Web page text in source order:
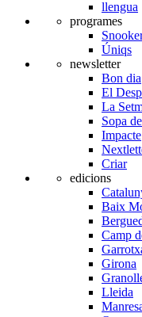
llengua
programes
Úniqs
newsletter
Bon dia
El
La
Sopa
Impacte
Criar
edicions
Baix
Camp
Girona
Lleida